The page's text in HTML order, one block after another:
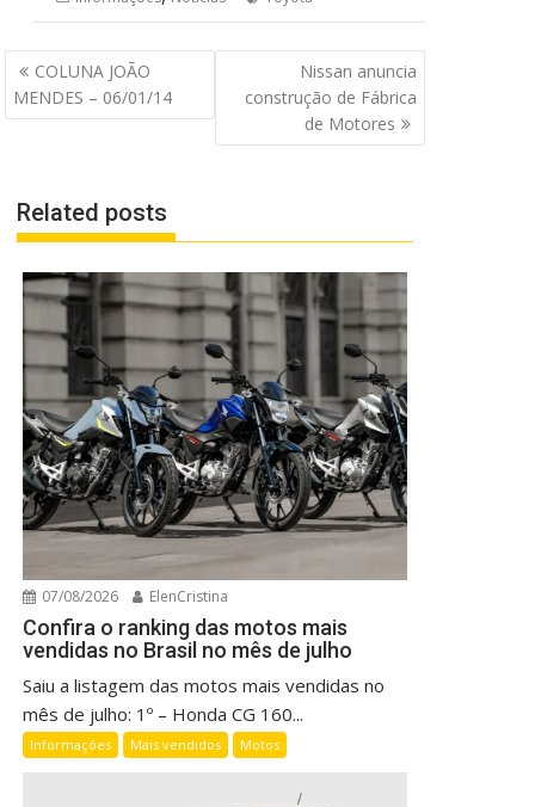
Navegação
de
Post
COLUNA JOÃO
MENDES – 06/01/14
Nissan anuncia
construção de Fábrica
de Motores
Related posts
07/08/2026 ElenCristina
Confira o ranking das motos mais
vendidas no Brasil no mês de julho
Saiu a listagem das motos mais vendidas no
mês de julho: 1º – Honda CG 160...
Informações Mais vendidos Motos